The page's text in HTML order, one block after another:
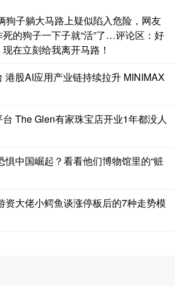
狗子躺大马路上疑似陷入危险，网友
的狗子一下子就“活”了…评论区：好
在立刻给我离开马路！
港股AI应用产业链持续拉升 MINIMAX
The Glen有家珠宝店开业1年都没人
惧中国崛起？看看他们博物馆里的“赃
资大佬小鳄鱼谈涨停板后的7种走势模